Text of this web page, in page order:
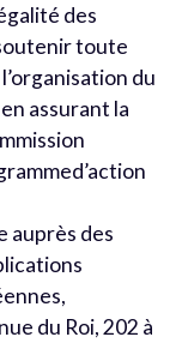
des
toute
du
assurant la
auprès des
du Roi, 202 à